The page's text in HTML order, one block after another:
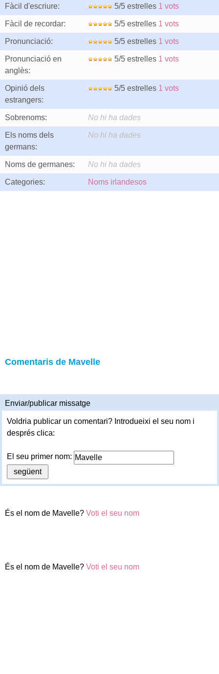
Fàcil d'escriure: 5/5 estrelles 1 vots
Fàcil de recordar: 5/5 estrelles 1 vots
Pronunciació: 5/5 estrelles 1 vots
Pronunciació en
anglès:
5/5 estrelles 1 vots
Opinió dels
estrangers:
5/5 estrelles 1 vots
Sobrenoms: No hi ha dades
Els noms dels
germans:
No hi ha dades
Noms de germanes: No hi ha dades
Categories: Noms irlandesos
Comentaris de Mavelle
Enviar/publicar missatge
Voldria publicar un comentari? Introdueixi el seu nom i
després clica:
El seu primer nom:
És el nom de Mavelle? Voti el seu nom
És el nom de Mavelle? Voti el seu nom